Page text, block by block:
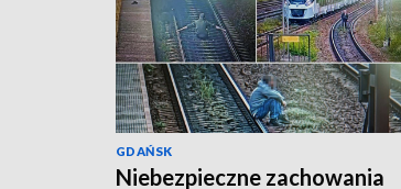
GDAŃSK
Niebezpieczne zachowania